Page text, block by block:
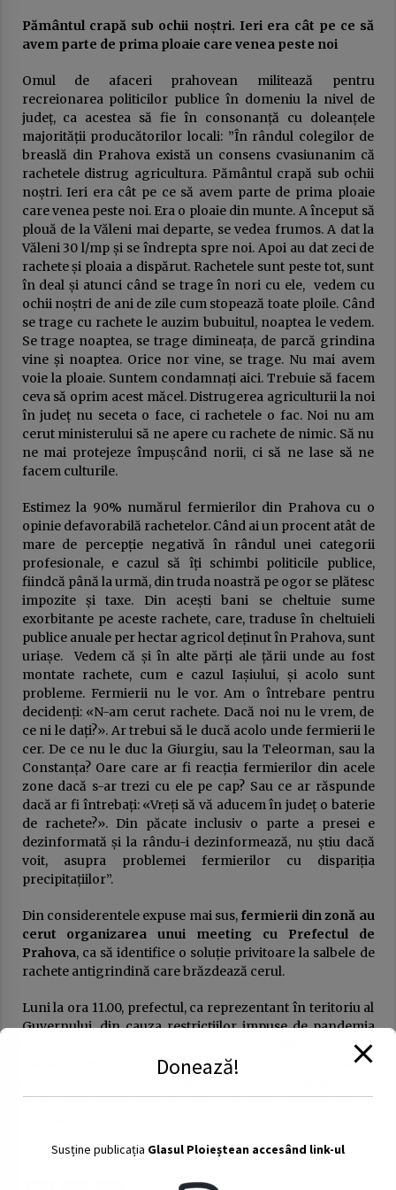
Pământul crapă sub ochii noștri. Ieri era cât pe ce să
avem parte de prima ploaie care venea peste noi
Omul de afaceri prahovean militează pentru
recreionarea politicilor publice în domeniu la nivel de
județ, ca acestea să fie în consonanță cu doleanțele
majorității producătorilor locali: ”În rândul colegilor de
breaslă din Prahova există un consens cvasiunanim că
rachetele distrug agricultura. Pământul crapă sub ochii
noștri. Ieri era cât pe ce să avem parte de prima ploaie
care venea peste noi. Era o ploaie din munte. A început să
plouă de la Văleni mai departe, se vedea frumos. A dat la
Văleni 30 l/mp și se îndrepta spre noi. Apoi au dat zeci de
rachete și ploaia a dispărut. Rachetele sunt peste tot, sunt
în deal și atunci când se trage în nori cu ele, vedem cu
ochii noștri de ani de zile cum stopează toate ploile. Când
se trage cu rachete le auzim bubuitul, noaptea le vedem.
Se trage noaptea, se trage dimineața, de parcă grindina
vine și noaptea. Orice nor vine, se trage. Nu mai avem
voie la ploaie. Suntem condamnați aici. Trebuie să facem
ceva să oprim acest măcel. Distrugerea agriculturii la noi
în județ nu seceta o face, ci rachetele o fac. Noi nu am
cerut ministerului să ne apere cu rachete de nimic. Să nu
ne mai protejeze împușcând norii, ci să ne lase să ne
facem culturile.
Estimez la 90% numărul fermierilor din Prahova cu o
opinie defavorabilă rachetelor. Când ai un procent atât de
mare de percepție negativă în rândul unei categorii
profesionale, e cazul să îți schimbi politicile publice,
fiindcă până la urmă, din truda noastră pe ogor se plătesc
impozite și taxe. Din acești bani se cheltuie sume
exorbitante pe aceste rachete, care, traduse în cheltuieli
publice anuale per hectar agricol deținut în Prahova, sunt
uriașe. Vedem că și în alte părți ale țării unde au fost
montate rachete, cum e cazul Iașiului, și acolo sunt
probleme. Fermierii nu le vor. Am o întrebare pentru
decidenți: «N-am cerut rachete. Dacă noi nu le vrem, de
ce ni le dați?». Ar trebui să le ducă acolo unde fermierii le
cer. De ce nu le duc la Giurgiu, sau la Teleorman, sau la
Constanța? Oare care ar fi reacția fermierilor din acele
zone dacă s-ar trezi cu ele pe cap? Sau ce ar răspunde
dacă ar fi întrebați: «Vreți să vă aducem în județ o baterie
de rachete?». Din păcate inclusiv o parte a presei e
dezinformată și la rându-i dezinformează, nu știu dacă
voit, asupra problemei fermierilor cu dispariția
precipitațiilor”.
Din considerentele expuse mai sus, fermierii din zonă au
cerut organizarea unui meeting cu Prefectul de
Prahova, ca să identifice o soluție privitoare la salbele de
rachete antigrindină care brăzdează cerul.
Luni la ora 11.00, prefectul, ca reprezentant în teritoriu al
Guvernului, din cauza restricțiilor impuse de pandemia
de COVID-19, va primi o delegație formată din doar o
mână de fermieri, în ciuda dorinței exprimate de câteva
dramele proprii în lupta lor pentru picăturile de apă care
Sursa:prahovalibera.ro
Donează!
Susține publicația Glasul Ploieștean accesând link-ul